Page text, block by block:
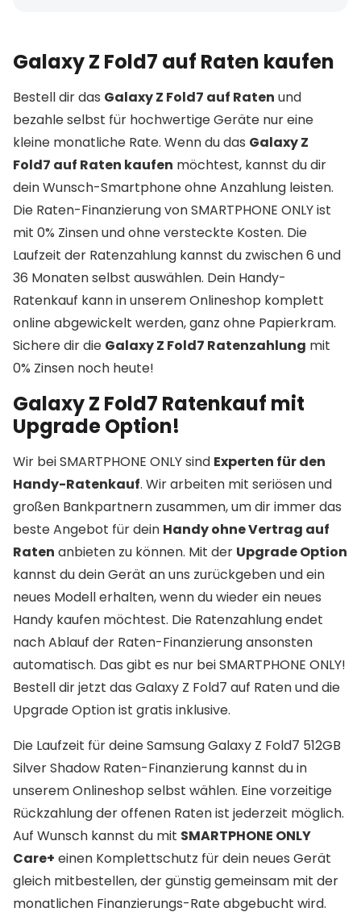
Galaxy Z Fold7 auf Raten kaufen
Bestell dir das Galaxy Z Fold7 auf Raten und
bezahle selbst für hochwertige Geräte nur eine
kleine monatliche Rate. Wenn du das Galaxy Z
Fold7 auf Raten kaufen möchtest, kannst du dir
dein Wunsch-Smartphone ohne Anzahlung leisten.
Die Raten-Finanzierung von SMARTPHONE ONLY ist
mit 0% Zinsen und ohne versteckte Kosten. Die
Laufzeit der Ratenzahlung kannst du zwischen 6 und
36 Monaten selbst auswählen. Dein Handy-
Ratenkauf kann in unserem Onlineshop komplett
online abgewickelt werden, ganz ohne Papierkram.
Sichere dir die Galaxy Z Fold7 Ratenzahlung mit
0% Zinsen noch heute!
Galaxy Z Fold7 Ratenkauf mit
Upgrade Option!
Wir bei SMARTPHONE ONLY sind Experten für den
Handy-Ratenkauf. Wir arbeiten mit seriösen und
großen Bankpartnern zusammen, um dir immer das
beste Angebot für dein Handy ohne Vertrag auf
Raten anbieten zu können. Mit der Upgrade Option
kannst du dein Gerät an uns zurückgeben und ein
neues Modell erhalten, wenn du wieder ein neues
Handy kaufen möchtest. Die Ratenzahlung endet
nach Ablauf der Raten-Finanzierung ansonsten
automatisch. Das gibt es nur bei SMARTPHONE ONLY!
Bestell dir jetzt das Galaxy Z Fold7 auf Raten und die
Upgrade Option ist gratis inklusive.
Die Laufzeit für deine Samsung Galaxy Z Fold7 512GB
Silver Shadow Raten-Finanzierung kannst du in
unserem Onlineshop selbst wählen. Eine vorzeitige
Rückzahlung der offenen Raten ist jederzeit möglich.
Auf Wunsch kannst du mit SMARTPHONE ONLY
Care+ einen Komplettschutz für dein neues Gerät
gleich mitbestellen, der günstig gemeinsam mit der
monatlichen Finanzierungs-Rate abgebucht wird.